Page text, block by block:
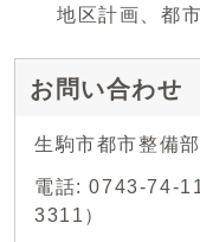
地区計画、都
お問い合わせ
生駒市都市整備
電話: 0743-74-
3311）